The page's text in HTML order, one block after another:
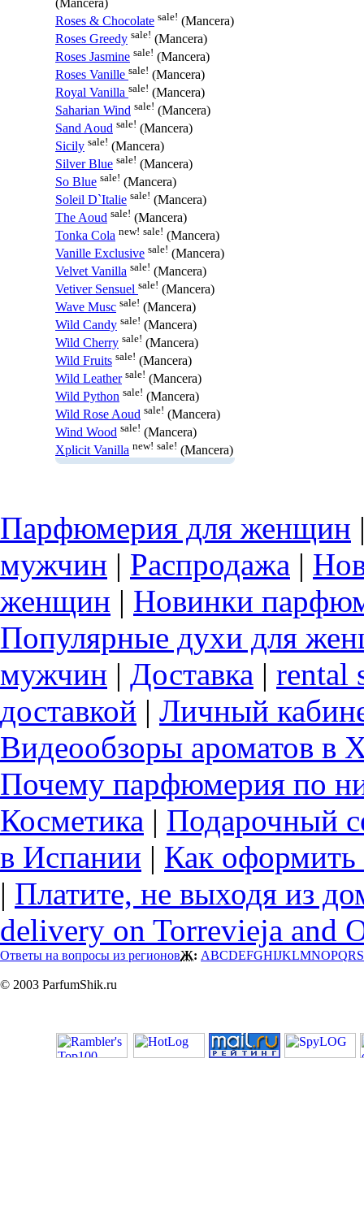
(Mancera)
Roses & Chocolate sale! (Mancera)
Roses Greedy sale! (Mancera)
Roses Jasmine sale! (Mancera)
Roses Vanille sale! (Mancera)
Royal Vanilla sale! (Mancera)
Saharian Wind sale! (Mancera)
Sand Aoud sale! (Mancera)
Sicily sale! (Mancera)
Silver Blue sale! (Mancera)
So Blue sale! (Mancera)
Soleil D`Italie sale! (Mancera)
The Aoud sale! (Mancera)
Tonka Cola new! sale! (Mancera)
Vanille Exclusive sale! (Mancera)
Velvet Vanilla sale! (Mancera)
Vetiver Sensuel sale! (Mancera)
Wave Musc sale! (Mancera)
Wild Candy sale! (Mancera)
Wild Cherry sale! (Mancera)
Wild Fruits sale! (Mancera)
Wild Leather sale! (Mancera)
Wild Python sale! (Mancera)
Wild Rose Aoud sale! (Mancera)
Wind Wood sale! (Mancera)
Xplicit Vanilla new! sale! (Mancera)
Парфюмерия для женщин
мужчин | Распродажа |
женщин | Новинки
Популярные духи для
мужчин | Доставка | rental
доставкой | Личный
Видеообзоры ароматов в
Почему парфюмерия по
Косметика | Подарочный
в Испании | Как оформить
| Платите, не выходя из
delivery on Torrevieja and
Ответы на вопросы из регионовЖ: ABCDEFGHIJKLMNOPQRS
© 2003 ParfumShik.ru